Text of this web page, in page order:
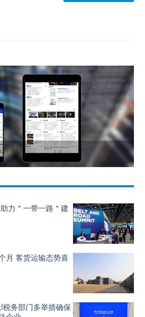
力＂一带一路＂建
月 客货运输态势喜
税务部门多举措确保